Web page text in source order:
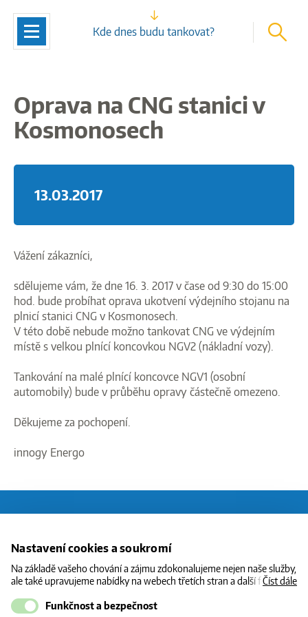
Nastavení cookies a soukromí
Na základě vašeho chování a zájmu zdokonalujeme nejen naše služby,
ale také upravujeme nabídky na webech třetích stran a další formy
souhlasu. Svoje nastavení můžete kdykoliv změnit v zápatí stránky v
Číst dále
Funkčnost a bezpečnost
Kde dnes budu tankovat? vyhledat
Navigace
Oprava na CNG stanici v
Kosmonosech
13.03.2017
Vážení zákazníci,
sdělujeme vám, že dne 16. 3. 2017 v čase od 9:30 do 15:00
hod. bude probíhat oprava ukotvení výdejního stojanu na
plnicí stanici CNG v Kosmonosech.
V této době nebude možno tankovat CNG ve výdejním
místě s velkou plnící koncovkou NGV2 (nákladní vozy).
Tankování na malé plnící koncovce NGV1 (osobní
automobily) bude v průběhu opravy částečně omezeno.
Děkujeme za pochopení.
innogy Energo
CENY
INFORMACE